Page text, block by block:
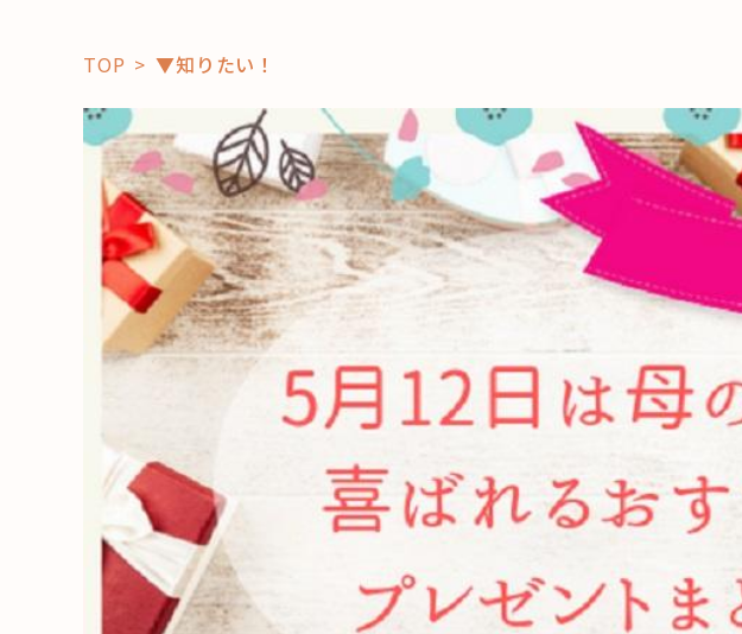
「コト」
子育て
暮らし
おすすめ
スポット
学び・教育
HAREL
TOP ▼知りたい！